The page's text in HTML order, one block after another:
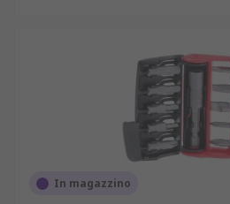
In magazzino